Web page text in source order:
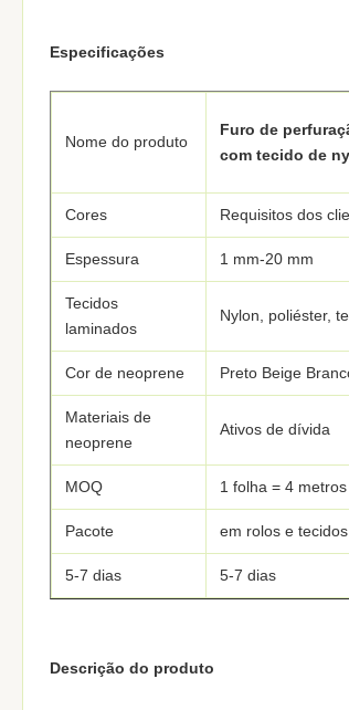
Especificações
Nome do produto
Furo de
com tecido de
Cores Requisitos dos
Espessura 1 mm-20 mm
Tecidos
laminados
Nylon, poliéster,
Cor de neoprene Preto Beige
Materiais de
neoprene
Ativos de dívida
MOQ 1 folha = 4 metros
Pacote em rolos e
5-7 dias 5-7 dias
Descrição do produto